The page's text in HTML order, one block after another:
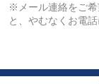
※メール連絡をご希
と、やむなくお電